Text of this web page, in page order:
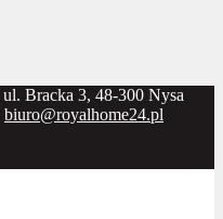
ul. Bracka 3, 48-300 Nysa
biuro@royalhome24.pl